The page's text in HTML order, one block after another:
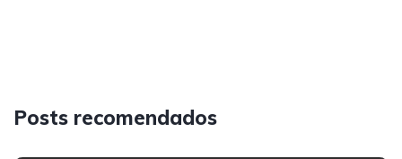
Posts recomendados